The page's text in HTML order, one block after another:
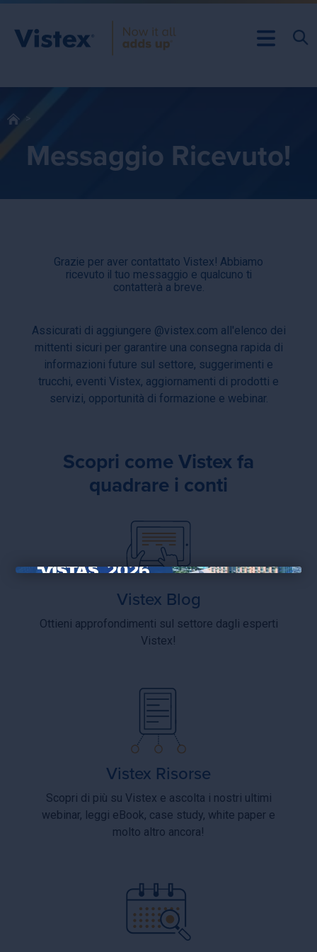
Messaggio Ricevuto!
Grazie per aver contattato Vistex! Abbiamo
ricevuto il tuo messaggio e qualcuno ti
contatterà a breve.
Assicurati di aggiungere @vistex.com all'elenco dei
mittenti sicuri per garantire una consegna rapida di
informazioni future sul settore, suggerimenti e
trucchi, eventi Vistex, aggiornamenti di prodotti e
servizi, opportunità di formazione e webinar.
Scopri come Vistex fa
quadrare i conti
Vistex Blog
Ottieni approfondimenti sul settore dagli esperti
Vistex!
Vistex Risorse
Scopri di più su Vistex e ascolta i nostri ultimi
webinar, leggi eBook, case study, white paper e
molto altro ancora!